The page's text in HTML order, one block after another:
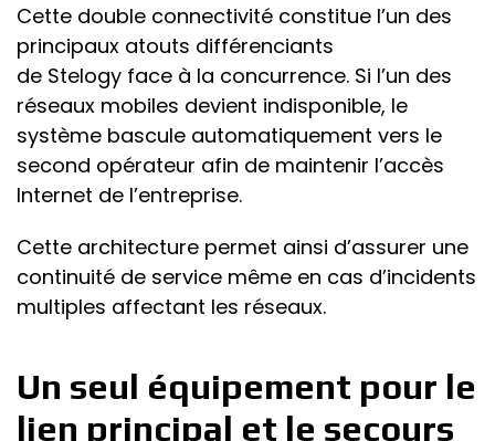
Cette double connectivité constitue l’un des
principaux atouts différenciants
de Stelogy face à la concurrence. Si l’un des
réseaux mobiles devient indisponible, le
système bascule automatiquement vers le
second opérateur afin de maintenir l’accès
Internet de l’entreprise.
Cette architecture permet ainsi d’assurer une
continuité de service même en cas d’incidents
multiples affectant les réseaux.
Un seul équipement pour le
lien principal et le secours